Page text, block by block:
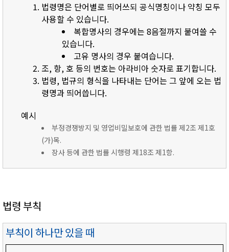
법령명은 단어별로 띄어쓰되 공식명칭이나 약칭 모두
사용할 수 있습니다.
복합명사의 경우에는 8음절까지 붙여쓸 수
있습니다.
고유 명사의 경우 붙여습니다.
조, 항, 호 등의 번호는 아라비아 숫자로 표기합니다.
법령, 법규의 형식을 나타내는 단어는 그 앞에 오는 법
령명과 띄어씁니다.
예시
부정경쟁방지 및 영업비밀보호에 관한 법률 제2조 제1호
(가)목.
장사 등에 관한 법률 시행령 제18조 제1항.
법령 부칙
부칙이 하나만 있을 때